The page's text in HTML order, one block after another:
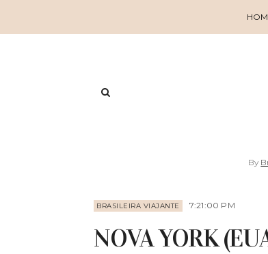
By
BRASILEIRA VIAJANTE 7:21:00 PM
NOVA YORK